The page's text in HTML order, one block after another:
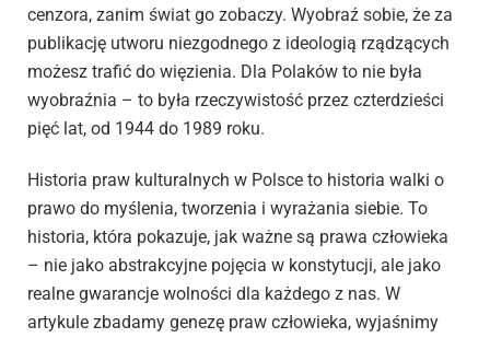
cenzora, zanim świat go zobaczy. Wyobraź sobie, że za
publikację utworu niezgodnego z ideologią rządzących
możesz trafić do więzienia. Dla Polaków to nie była
wyobraźnia – to była rzeczywistość przez czterdzieści
pięć lat, od 1944 do 1989 roku.
Historia praw kulturalnych w Polsce to historia walki o
prawo do myślenia, tworzenia i wyrażania siebie. To
historia, która pokazuje, jak ważne są prawa człowieka
– nie jako abstrakcyjne pojęcia w konstytucji, ale jako
realne gwarancje wolności dla każdego z nas. W
artykule zbadamy genezę praw człowieka, wyjaśnimy